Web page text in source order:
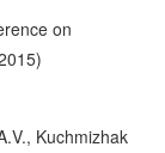
on
Kuchmizhak